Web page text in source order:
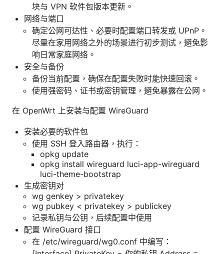
块与 VPN 软件包版本更新。
网络与端口
确定公网可达性、必要时配置端口转发或 UPnP。
尽量在家用网络之外的场景进行初步测试，避免影
响日常家庭网络。
安全与备份
备份当前配置，确保在配置失败时能快速回滚。
使用强密码、证书或密钥管理，避免暴露在公网。
在 OpenWrt 上安装与配置 WireGuard
安装必要的软件包
使用 SSH 登入路由器，执行：
opkg update
opkg install wireguard luci-app-wireguard
luci-theme-bootstrap
生成密钥对
wg genkey > privatekey
wg pubkey < privatekey > publickey
记录私钥与公钥，后续配置中使用
配置 WireGuard 接口
在 /etc/wireguard/wg0.conf 中编写：